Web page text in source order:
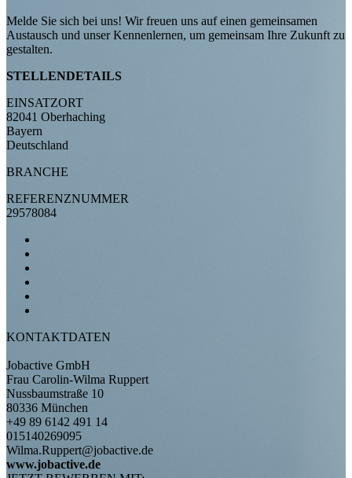
Melde Sie sich bei uns! Wir freuen uns auf einen gemeinsamen
Austausch und unser Kennenlernen, um gemeinsam Ihre Zukunft zu
gestalten.
STELLENDETAILS
EINSATZORT
82041 Oberhaching
Bayern
Deutschland
BRANCHE
REFERENZNUMMER
29578084
KONTAKTDATEN
Jobactive GmbH
Frau Carolin-Wilma Ruppert
Nussbaumstraße 10
80336 München
+49 89 6142 491 14
015140269095
Wilma.Ruppert@jobactive.de
www.jobactive.de